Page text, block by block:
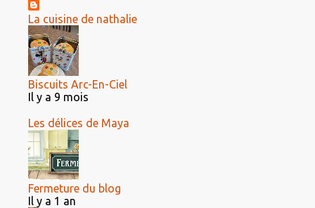
La cuisine de nathalie
Biscuits Arc-En-Ciel
Il y a 9 mois
Les délices de Maya
Fermeture du blog
Il y a 1 an